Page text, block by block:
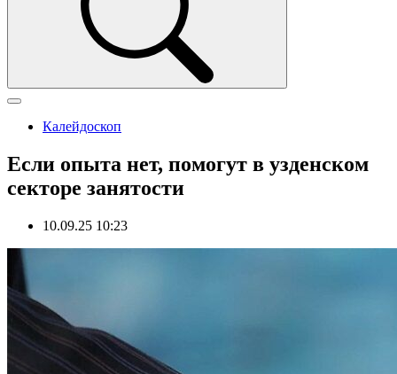
Калейдоскоп
Если опыта нет, помогут в узденском
секторе занятости
10.09.25 10:23